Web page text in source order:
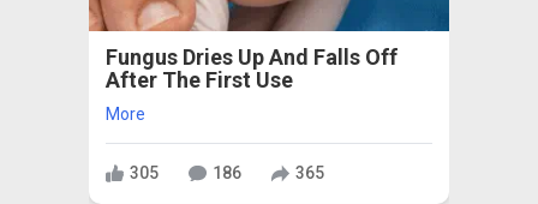
Fungus Dries Up And Falls Off
After The First Use
More
305 186 365